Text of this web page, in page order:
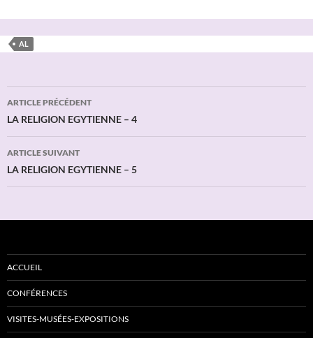
AL
Navigation
des
articles
ARTICLE PRÉCÉDENT
LA RELIGION EGYTIENNE – 4
ARTICLE SUIVANT
LA RELIGION EGYTIENNE – 5
ACCUEIL
CONFÉRENCES
VISITES-MUSÉES-EXPOSITIONS